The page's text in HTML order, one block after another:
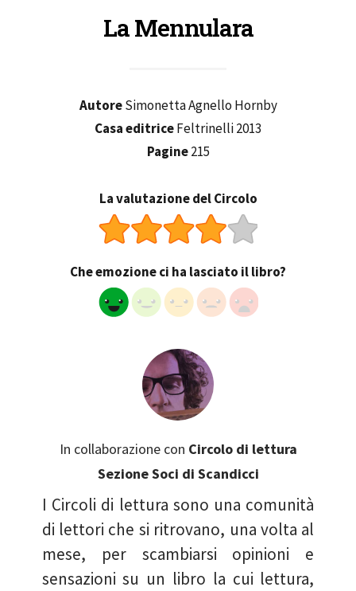
La Mennulara
AutoreSimonetta Agnello Hornby
Casa editriceFeltrinelli 2013
Pagine215
La valutazione del Circolo
Che emozione ci ha lasciato il libro?
In collaborazione con Circolo di lettura
Sezione Soci di Scandicci
I Circoli di lettura sono una comunità
di lettori che si ritrovano, una volta al
mese, per scambiarsi opinioni e
sensazioni su un libro la cui lettura,